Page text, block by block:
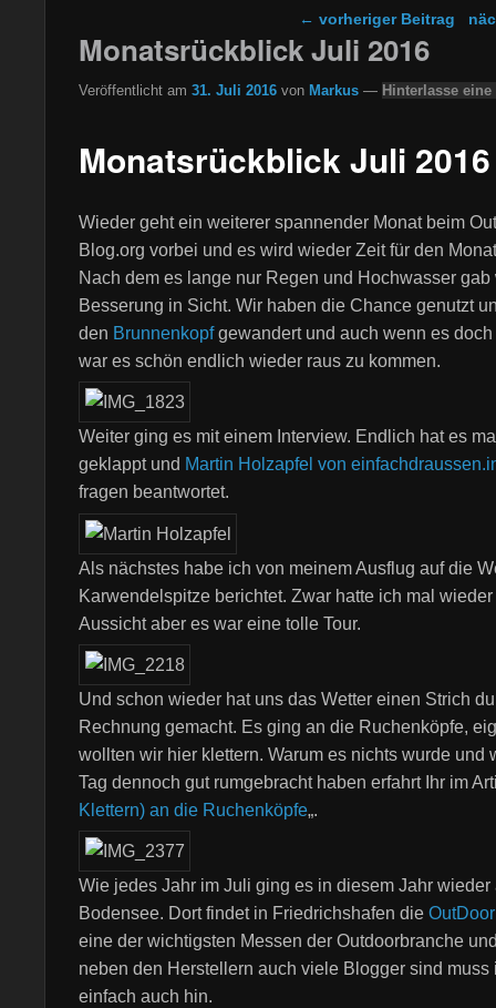
Beitragsnavigation
← vorheriger Beitrag
Monatsrückblick Juli 2016
Veröffentlicht am 31. Juli 2016 von Markus — Hinterlasse
Monatsrückblick Juli 2016
Wieder geht ein weiterer spannender Monat beim
Blog.org vorbei und es wird wieder Zeit für den
Nach dem es lange nur Regen und Hochwasser
Besserung in Sicht. Wir haben die Chance genutzt
den Brunnenkopfgewandert und auch wenn es doch
war es schön endlich wieder raus zu kommen.
Weiter ging es mit einem Interview. Endlich hat es
geklappt und Martin Holzapfel von
fragen beantwortet.
Als nächstes habe ich von meinem Ausflug auf die
Karwendelspitze berichtet. Zwar hatte ich mal
Aussicht aber es war eine tolle Tour.
Und schon wieder hat uns das Wetter einen Strich
Rechnung gemacht. Es ging an die Ruchenköpfe,
wollten wir hier klettern. Warum es nichts wurde und
Tag dennoch gut rumgebracht haben erfahrt Ihr im
Klettern) an die Ruchenköpfe„.
Wie jedes Jahr im Juli ging es in diesem Jahr wieder
Bodensee. Dort findet in Friedrichshafen die OutDoor
eine der wichtigsten Messen der Outdoorbranche
neben den Herstellern auch viele Blogger sind muss
einfach auch hin.